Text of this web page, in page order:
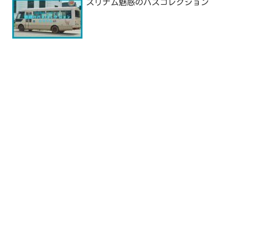
スリナム魅惑のバスコレクション